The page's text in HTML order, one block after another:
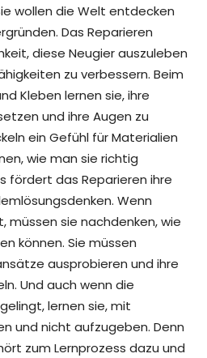
wollen die Welt entdecken
Das Reparieren
diese Neugier auszuleben
zu verbessern. Beim
Kleben lernen sie, ihre
und ihre Augen zu
ein Gefühl für Materialien
wie man sie richtig
fördert das Reparieren ihre
Wenn
müssen sie nachdenken, wie
können. Sie müssen
ausprobieren und ihre
Und auch wenn die
lernen sie, mit
und nicht aufzugeben. Denn
zum Lernprozess dazu und